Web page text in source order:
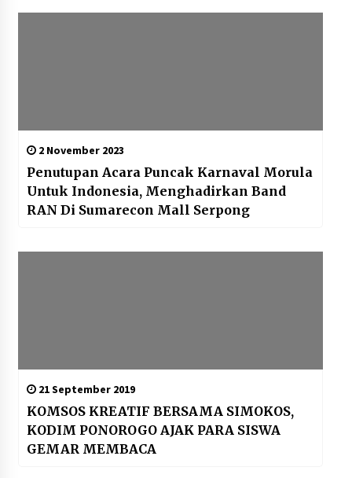
2 November 2023
Penutupan Acara Puncak Karnaval Morula
Untuk Indonesia, Menghadirkan Band
RAN Di Sumarecon Mall Serpong
21 September 2019
KOMSOS KREATIF BERSAMA SIMOKOS,
KODIM PONOROGO AJAK PARA SISWA
GEMAR MEMBACA